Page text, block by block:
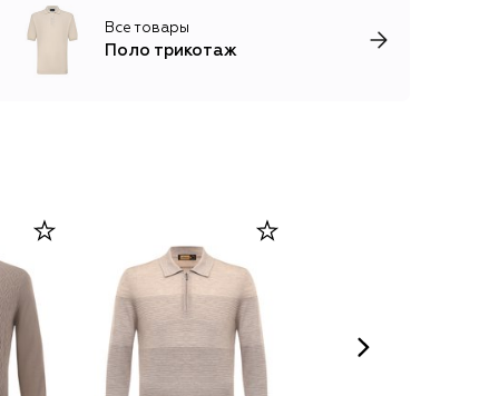
Все товары
Поло трикотаж